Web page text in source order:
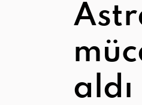
aldı